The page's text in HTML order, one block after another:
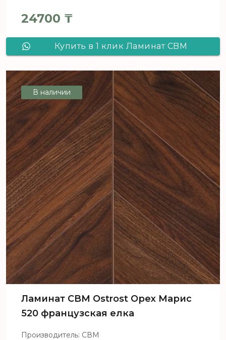
24700 ₸
Купить в 1 клик Ламинат CBM
елка
В наличии
Ламинат CBM Ostrost Орех Марис
520 французская елка
Производитель: СВМ